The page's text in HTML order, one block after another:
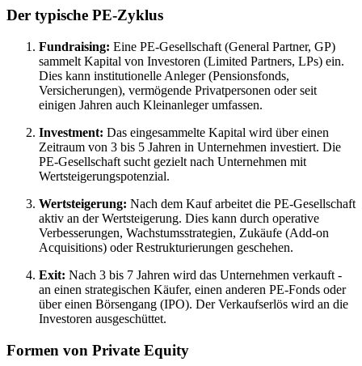
Der typische PE-Zyklus
Fundraising: Eine PE-Gesellschaft (General Partner, GP)
sammelt Kapital von Investoren (Limited Partners, LPs) ein.
Dies kann institutionelle Anleger (Pensionsfonds,
Versicherungen), vermögende Privatpersonen oder seit
einigen Jahren auch Kleinanleger umfassen.
Investment: Das eingesammelte Kapital wird über einen
Zeitraum von 3 bis 5 Jahren in Unternehmen investiert. Die
PE-Gesellschaft sucht gezielt nach Unternehmen mit
Wertsteigerungspotenzial.
Wertsteigerung: Nach dem Kauf arbeitet die PE-Gesellschaft
aktiv an der Wertsteigerung. Dies kann durch operative
Verbesserungen, Wachstumsstrategien, Zukäufe (Add-on
Acquisitions) oder Restrukturierungen geschehen.
Exit: Nach 3 bis 7 Jahren wird das Unternehmen verkauft -
an einen strategischen Käufer, einen anderen PE-Fonds oder
über einen Börsengang (IPO). Der Verkaufserlös wird an die
Investoren ausgeschüttet.
Formen von Private Equity